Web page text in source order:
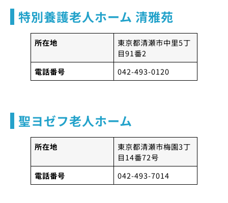
特別養護老人ホーム 清雅苑
所在地
東京都清瀬市中里5丁
目91番2
電話番号
042-493-0120
聖ヨゼフ老人ホーム
所在地
東京都清瀬市梅園3丁
目14番72号
電話番号
042-493-7014